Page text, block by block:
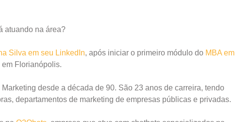
atuando na área?
Silva em seu LinkedIn, após iniciar o primeiro módulo do MBA em
em Florianópolis.
desde a década de 90. São 23 anos de carreira, tendo
departamentos de marketing de empresas públicas e privadas.